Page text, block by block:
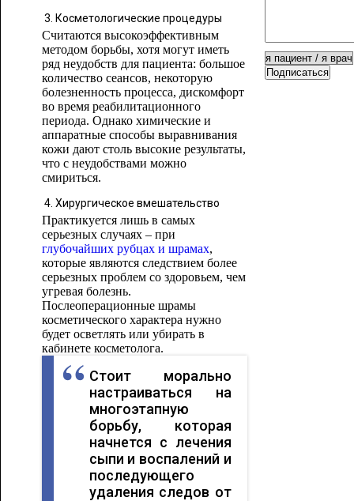
Косметологические процедуры
Считаются высокоэффективным
методом борьбы, хотя могут иметь
ряд неудобств для пациента: большое
количество сеансов, некоторую
болезненность процесса, дискомфорт
во время реабилитационного
периода. Однако химические и
аппаратные способы выравнивания
кожи дают столь высокие результаты,
что с неудобствами можно
смириться.
Хирургическое вмешательство
Практикуется лишь в самых
серьезных случаях – при
глубочайших рубцах и шрамах,
которые являются следствием более
серьезных проблем со здоровьем, чем
угревая болезнь.
Послеоперационные шрамы
косметического характера нужно
будет осветлять или убирать в
кабинете косметолога.
Стоит морально
настраиваться на
многоэтапную
борьбу, которая
начнется с лечения
сыпи и воспалений и
последующего
удаления следов от
Подписаться